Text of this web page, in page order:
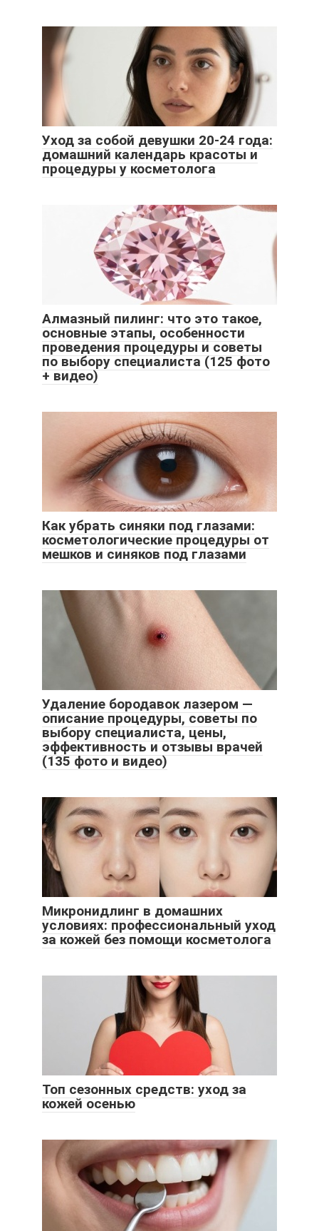
Уход за собой девушки 20-24 года:
домашний календарь красоты и
процедуры у косметолога
Алмазный пилинг: что это такое,
основные этапы, особенности
проведения процедуры и советы
по выбору специалиста (125 фото
+ видео)
Как убрать синяки под глазами:
косметологические процедуры от
мешков и синяков под глазами
Удаление бородавок лазером —
описание процедуры, советы по
выбору специалиста, цены,
эффективность и отзывы врачей
(135 фото и видео)
Микронидлинг в домашних
условиях: профессиональный уход
за кожей без помощи косметолога
Топ сезонных средств: уход за
кожей осенью